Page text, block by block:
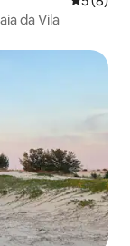
da Vila